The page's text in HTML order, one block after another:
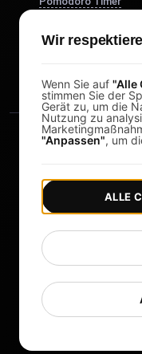
DesignerBox
Copyright © 2026
Datenschutzrichtlinie |
Cookie-Einstellungen
Wir
Wenn Sie auf "Alle
stimmen Sie der
Gerät zu, um die
Nutzung zu
"Anpassen", um
ALLE